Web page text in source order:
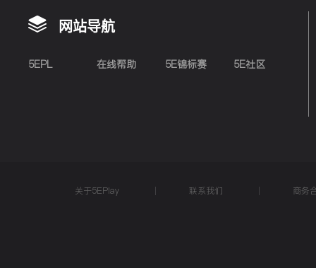
网站导航
5EPL 在线帮助 5E锦标赛 5E社区
关于5EPlay 联系我们 商务